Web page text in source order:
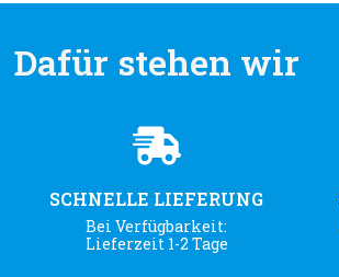
Dafür stehen wir
SCHNELLE LIEFERUNG
Bei Verfügbarkeit:
Lieferzeit 1-2 Tage